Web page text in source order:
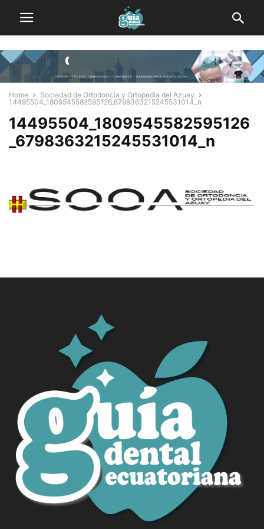
Home
Sociedad de Ortodoncia y Ortopedia del Azuay
14495504_1809545582595126_6798363215245531014_n
14495504_1809545582595126
_6798363215245531014_n